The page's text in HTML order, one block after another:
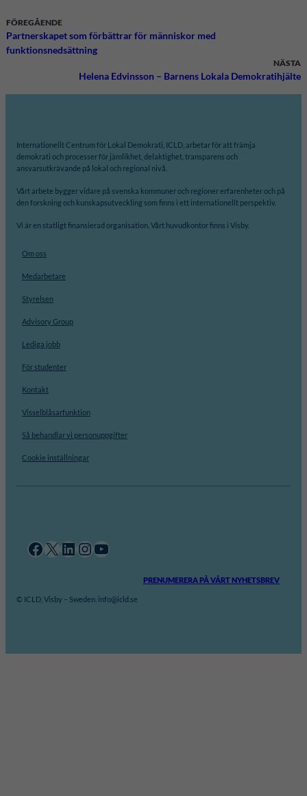
FÖREGÅENDE
Partnerskapet som förbättrar för människor med
funktionsnedsättning
NÄSTA
Helena Edvinsson – Barnens Lokala Demokratihjälte
Internationellt Centrum för Lokal Demokrati, ICLD, arbetar för att främja
demokrati och processer för jämlikhet, delaktighet, transparens och
ansvarsutkrävande på lokal och regional nivå.
Vårt arbete bygger vidare på svenska kommuner och regioner erfarenheter och på
den forskning och kunskapsutveckling som finns i ett internationellt perspektiv.
Vi är en statligt finansierad organisation. Vårt huvudkontor finns i Visby.
Om oss
Medarbetare
Styrelsen
Advisory Group
Lediga jobb
För studenter
Kontakt
Visselblåsarfunktion
Så behandlar vi personuppgifter
Cookie inställningar
Facebook X LinkedIn InstagramYouTube
PRENUMERERA PÅ VÅRT NYHETSBREV
© ICLD, Visby – Sweden. info@icld.se